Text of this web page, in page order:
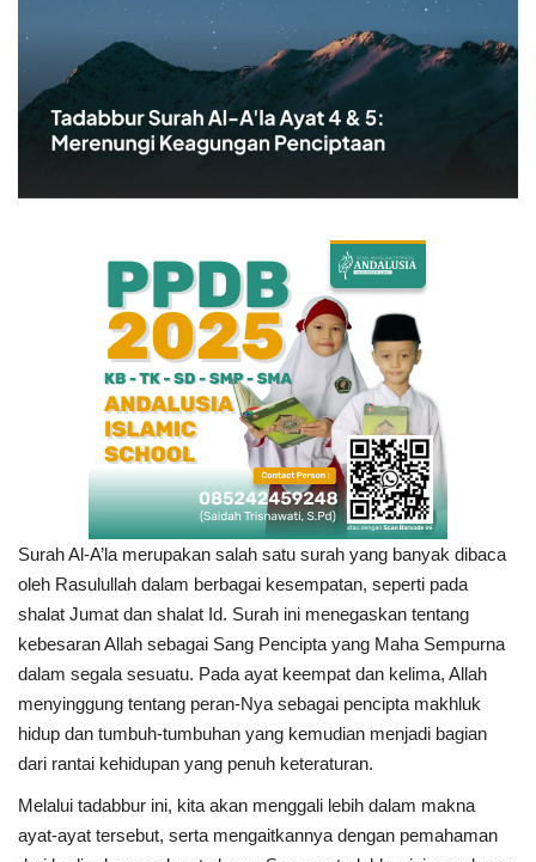
Lifestyle
Olahraga
Teknologi
Surah Al-A’la merupakan salah satu surah yang banyak dibaca
oleh Rasulullah dalam berbagai kesempatan, seperti pada
shalat Jumat dan shalat Id. Surah ini menegaskan tentang
kebesaran Allah sebagai Sang Pencipta yang Maha Sempurna
dalam segala sesuatu. Pada ayat keempat dan kelima, Allah
menyinggung tentang peran-Nya sebagai pencipta makhluk
hidup dan tumbuh-tumbuhan yang kemudian menjadi bagian
dari rantai kehidupan yang penuh keteraturan.
Melalui tadabbur ini, kita akan menggali lebih dalam makna
ayat-ayat tersebut, serta mengaitkannya dengan pemahaman